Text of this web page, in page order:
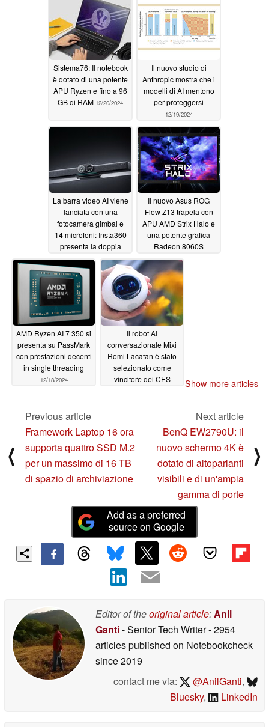
Ti, RTX 5070, RTX
5060 e RTX 5050
12/20/2024
Sistema76: Il notebook
è dotato di una potente
APU Ryzen e fino a 96
GB di RAM 12/20/2024
Il nuovo studio di
Anthropic mostra che i
modelli di AI mentono
per proteggersi
12/19/2024
La barra video AI viene
lanciata con una
fotocamera gimbal e
14 microfoni: Insta360
presenta la doppia
fotocamera 4K
Connect
12/18/2024
Il nuovo Asus ROG
Flow Z13 trapela con
APU AMD Strix Halo e
una potente grafica
Radeon 8060S
12/18/2024
AMD Ryzen AI 7 350 si
presenta su PassMark
con prestazioni decenti
in single threading
12/18/2024
Il robot AI
conversazionale Mixi
Romi Lacatan è stato
selezionato come
vincitore dei CES
Show more articles
⟨
Previous article
Framework Laptop 16 ora
supporta quattro SSD M.2
per un massimo di 16 TB
di spazio di archiviazione
Next article
BenQ EW2790U: il
nuovo schermo 4K è
dotato di altoparlanti
visibili e di un'ampia
gamma di porte
⟩
Add as a preferred
source on Google
Editor of theoriginal article:Anil
Ganti- Senior Tech Writer- 2954
articles published on Notebookcheck
since 2019
contact me via:
@AnilGanti,
Bluesky, LinkedIn